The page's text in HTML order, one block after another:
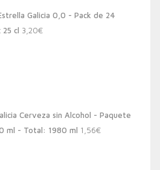
Galicia 0,0 - Pack de 24
cl 3,20€
Cerveza sin Alcohol - Paquete
ml - Total: 1980 ml 1,56€